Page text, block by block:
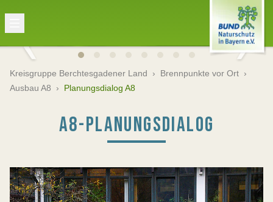
Kreisgruppe Berchtesgadener Land › Brennpunkte vor Ort ›
Ausbau A8 › Planungsdialog A8
A8-PLANUNGSDIALOG